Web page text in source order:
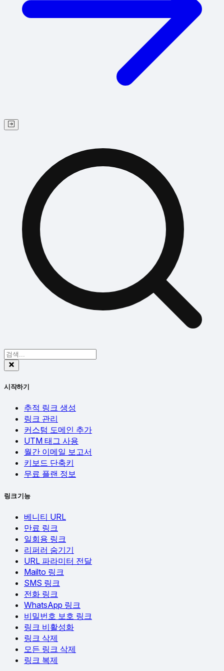
시작하기
추적 링크 생성
링크 관리
커스텀 도메인 추가
UTM 태그 사용
월간 이메일 보고서
키보드 단축키
무료 플랜 정보
링크 기능
베니티 URL
만료 링크
일회용 링크
리퍼러 숨기기
URL 파라미터 전달
Mailto 링크
SMS 링크
전화 링크
WhatsApp 링크
비밀번호 보호 링크
링크 비활성화
링크 삭제
모든 링크 삭제
링크 복제